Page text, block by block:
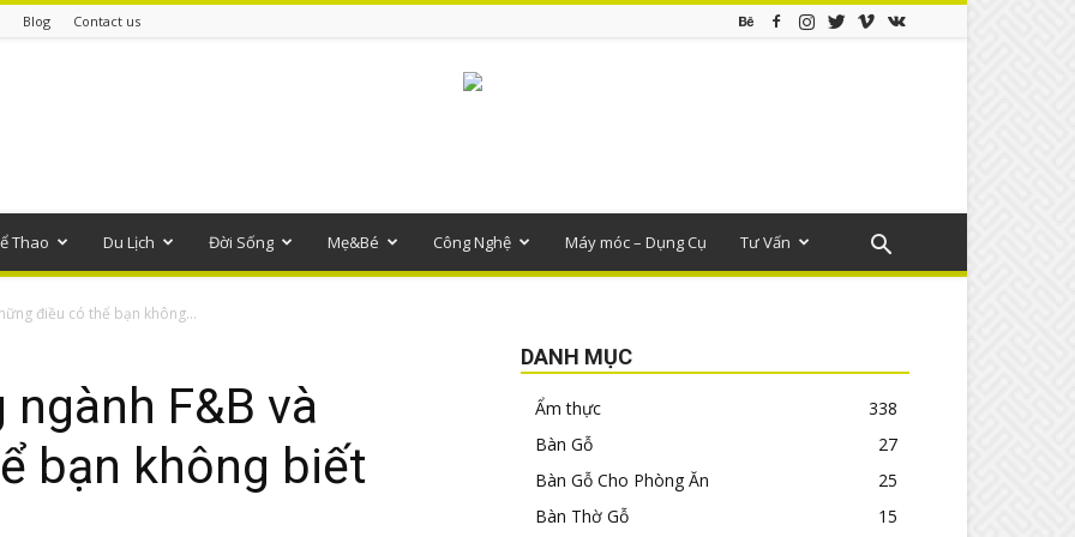
Blog Contact us
Thao Du Lịch Đời Sống Mẹ&Bé Công Nghệ Máy móc – Dụng Cụ Tư Vấn
điều có thể bạn không...
F&B và
bạn không biết
DANH MỤC
Ẩm thực
338
Bàn Gỗ
27
Bàn Gỗ Cho Phòng Ăn
25
Bàn Thờ Gỗ
15